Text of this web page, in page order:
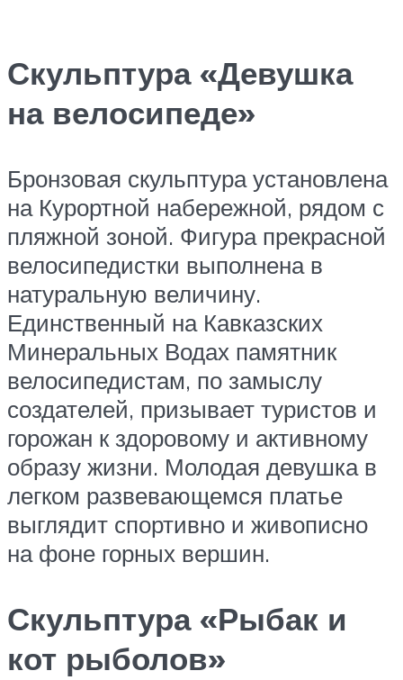
Скульптура «Девушка
на велосипеде»
Бронзовая скульптура установлена
на Курортной набережной, рядом с
пляжной зоной. Фигура прекрасной
велосипедистки выполнена в
натуральную величину.
Единственный на Кавказских
Минеральных Водах памятник
велосипедистам, по замыслу
создателей, призывает туристов и
горожан к здоровому и активному
образу жизни. Молодая девушка в
легком развевающемся платье
выглядит спортивно и живописно
на фоне горных вершин.
Скульптура «Рыбак и
кот рыболов»